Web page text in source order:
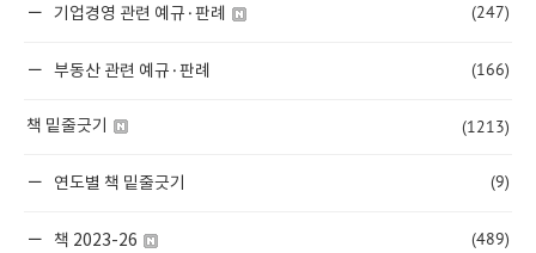
기업경영 관련 예규·판례 (247)
부동산 관련 예규·판례 (166)
책 밑줄긋기 (1213)
연도별 책 밑줄긋기 (9)
책 2023-26 (489)